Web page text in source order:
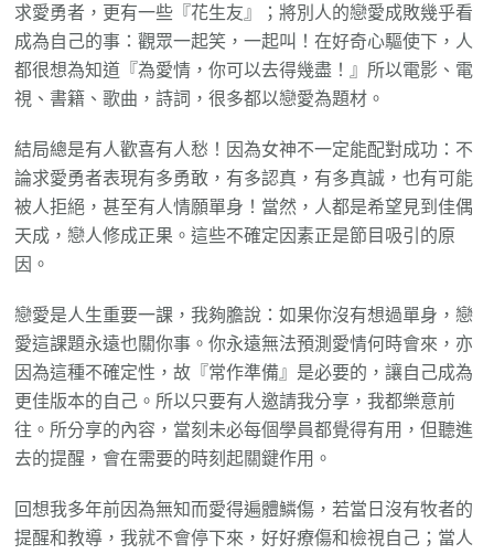
求愛勇者，更有一些『花生友』；將別人的戀愛成敗幾乎看
成為自己的事：觀眾一起笑，一起叫！在好奇心驅使下，人
都很想為知道『為愛情，你可以去得幾盡！』所以電影、電
視、書籍、歌曲，詩詞，很多都以戀愛為題材。
結局總是有人歡喜有人愁！因為女神不一定能配對成功：不
論求愛勇者表現有多勇敢，有多認真，有多真誠，也有可能
被人拒絕，甚至有人情願單身！當然，人都是希望見到佳偶
天成，戀人修成正果。這些不確定因素正是節目吸引的原
因。
戀愛是人生重要一課，我夠膽說：如果你沒有想過單身，戀
愛這課題永遠也關你事。你永遠無法預測愛情何時會來，亦
因為這種不確定性，故『常作準備』是必要的，讓自己成為
更佳版本的自己。所以只要有人邀請我分享，我都樂意前
往。所分享的內容，當刻未必每個學員都覺得有用，但聽進
去的提醒，會在需要的時刻起關鍵作用。
回想我多年前因為無知而愛得遍體鱗傷，若當日沒有牧者的
提醒和教導，我就不會停下來，好好療傷和檢視自己；當人